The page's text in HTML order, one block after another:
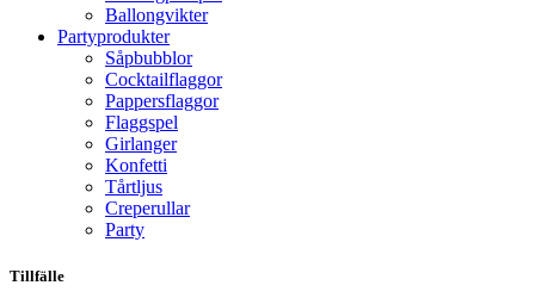
Ballong­vikter
Party­­produkter
Såpbubblor
Cocktail­flaggor
Pappers­flaggor
Flaggspel
Girlanger
Konfetti
Tårtljus
Creperullar
Party
Tillfälle